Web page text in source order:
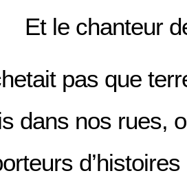
Et le chanteur
pas que
dans nos rues,